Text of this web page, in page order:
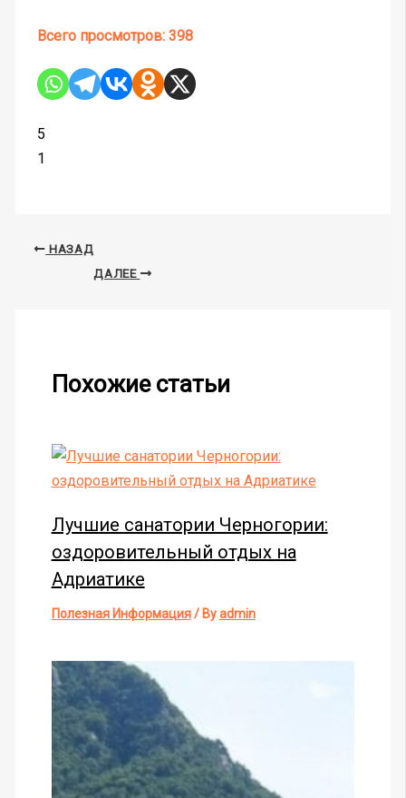
Всего просмотров: 398
5
1
НАЗАД
ДАЛЕЕ
Похожие статьи
Лучшие санатории Черногории:
оздоровительный отдых на
Адриатике
Полезная Информация/ Byadmin